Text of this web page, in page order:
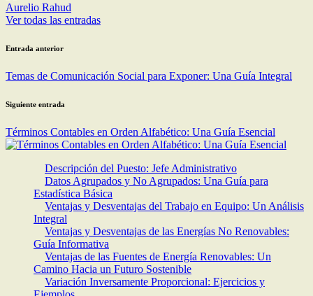
Aurelio Rahud
Ver todas las entradas
Navegación
de
Entrada anterior
Temas de Comunicación Social para Exponer: Una Guía Integral
Siguiente entrada
Términos Contables en Orden Alfabético: Una Guía Esencial
Descripción del Puesto: Jefe Administrativo
Datos Agrupados y No Agrupados: Una Guía para
Estadística Básica
Ventajas y Desventajas del Trabajo en Equipo: Un Análisis
Integral
Ventajas y Desventajas de las Energías No Renovables:
Guía Informativa
Ventajas de las Fuentes de Energía Renovables: Un
Camino Hacia un Futuro Sostenible
Variación Inversamente Proporcional: Ejercicios y